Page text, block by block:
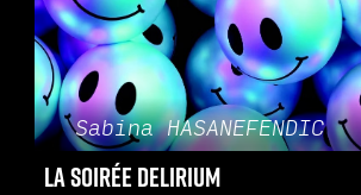
Sabina HASANEFENDIC
La soirée Delirium